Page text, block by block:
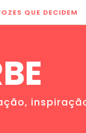
QUE DECIDEM